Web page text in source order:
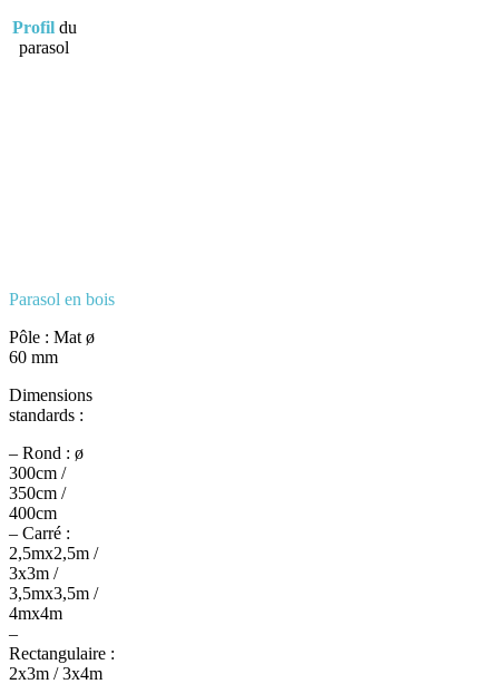
Profildu
parasol
Parasol en bois
Pôle : Mat ø
60 mm
Dimensions
standards :
– Rond : ø
300cm /
350cm /
400cm
– Carré :
2,5mx2,5m /
3x3m /
3,5mx3,5m /
4mx4m
–
Rectangulaire :
2x3m / 3x4m